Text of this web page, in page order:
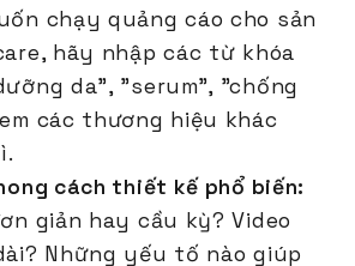
chạy quảng cáo cho sản
hãy nhập các từ khóa
da", "serum", "chống
các thương hiệu khác
cách thiết kế phổ biến:
giản hay cầu kỳ? Video
Những yếu tố nào giúp